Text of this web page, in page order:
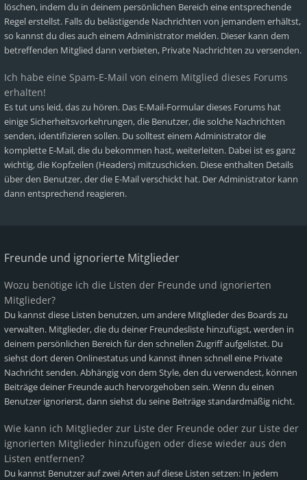
löschen, indem du in deinem persönlichen Bereich eine entsprechende
Regel erstellst. Falls du belästigende Nachrichten von jemandem erhältst,
so kannst du dies auch einem Administrator melden. Dieser kann dem
betreffenden Mitglied dann verbieten, Private Nachrichten zu versenden.
Ich habe eine Spam-E-Mail von einem Mitglied dieses Forums
erhalten!
Es tut uns leid, das zu hören. Das E-Mail-Formular dieses Forums hat
einige Sicherheitsvorkehrungen, die Benutzer, die solche Nachrichten
senden, identifizieren sollen. Du solltest einem Administrator die
komplette E-Mail, die du bekommen hast, weiterleiten. Dabei ist es ganz
wichtig, die Kopfzeilen (Headers) mitzuschicken. Diese enthalten Details
über den Benutzer, der die E-Mail verschickt hat. Der Administrator kann
dann entsprechend reagieren.
Freunde und ignorierte Mitglieder
Wozu benötige ich die Listen der Freunde und ignorierten
Mitglieder?
Du kannst diese Listen benutzen, um andere Mitglieder des Boards zu
verwalten. Mitglieder, die du deiner Freundesliste hinzufügst, werden in
deinem persönlichen Bereich für den schnellen Zugriff aufgelistet. Du
siehst dort deren Onlinestatus und kannst ihnen schnell eine Private
Nachricht senden. Abhängig von dem Style, den du verwendest, können
Beiträge deiner Freunde auch hervorgehoben sein. Wenn du einen
Benutzer ignorierst, dann siehst du seine Beiträge standardmäßig nicht.
Wie kann ich Mitglieder zur Liste der Freunde oder zur Liste der
ignorierten Mitglieder hinzufügen oder diese wieder aus den
Listen entfernen?
Du kannst Benutzer auf zwei Arten auf diese Listen setzen: In jedem